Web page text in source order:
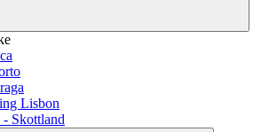
Lisbon
- Skottland